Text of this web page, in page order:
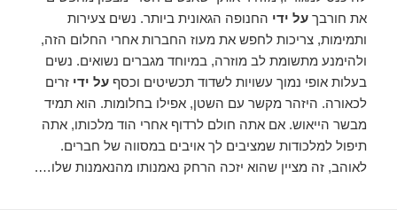
את חורבךעל ידי החנופה הגאונית ביותר. נשים צעירות
ותמימות, צריכות לחפש את מעוז החברות אחרי החלום הזה,
ולהימנע מתשומת לב מוזרה, במיוחד מגברים נשואים. נשים
בעלות אופי נמוך עשויות לשדוד תכשיטים וכסףעל ידי זרים
לכאורה. היזהר מקשר עם השטן, אפילו בחלומות. הוא תמיד
מבשר הייאוש. אם אתה חולם לרדוף אחרי הוד מלכותו, אתה
תיפול למלכודות שמציבים לך אויבים במסווה של חברים.
לאוהב, זה מציין שהוא יזכה הרחק נאמנותו מהנאמנות שלו….